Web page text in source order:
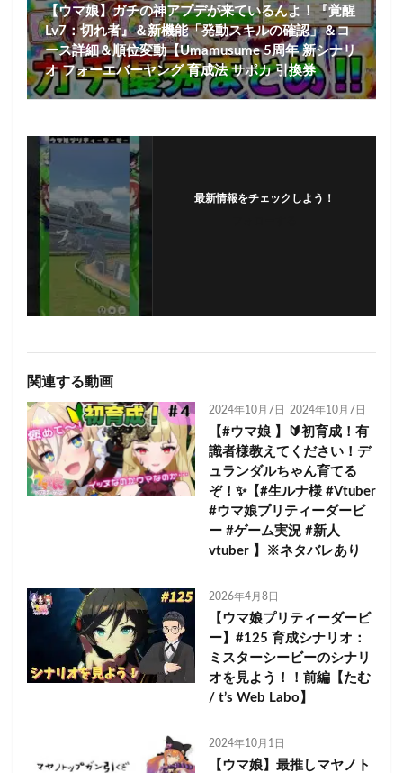
【ウマ娘】ガチの神アプデが来ているんよ！『覚醒
Lv7：切れ者』＆新機能「発動スキルの確認」＆コ
ース詳細＆順位変動【Umamusume 5周年 新シナリ
オ フォーエバーヤング 育成法 サポカ 引換券
最新情報をチェックしよう！
関連する動画
2024年10月7日 2024年10月7日
【#ウマ娘 】🔰初育成！有
識者様教えてください！デ
ュランダルちゃん育てる
ぞ！✨【#生ルナ様 #Vtuber
#ウマ娘プリティーダービ
ー #ゲーム実況 #新人
vtuber 】※ネタバレあり
2026年4月8日
【ウマ娘プリティーダービ
ー】#125 育成シナリオ：
ミスターシービーのシナリ
オを見よう！！前編【たむ
/ t’s Web Labo】
2024年10月1日
【ウマ娘】最推しマヤノト